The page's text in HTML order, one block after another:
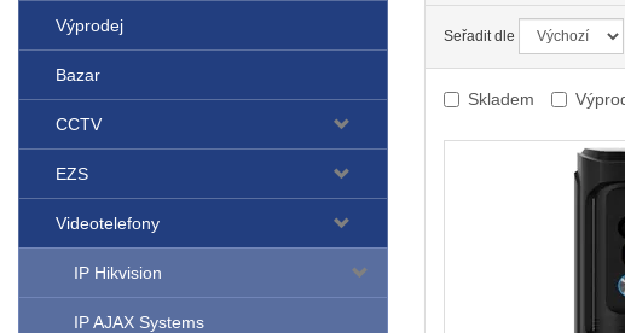
Výprodej
Bazar
CCTV
EZS
Videotelefony
IP Hikvision
IP AJAX Systems
Seřadit dle
Skladem